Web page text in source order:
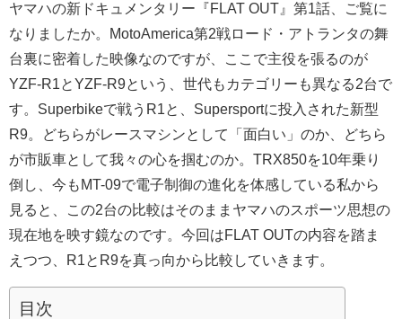
ヤマハの新ドキュメンタリー『FLAT OUT』第1話、ご覧に
なりましたか。MotoAmerica第2戦ロード・アトランタの舞
台裏に密着した映像なのですが、ここで主役を張るのが
YZF-R1とYZF-R9という、世代もカテゴリーも異なる2台で
す。Superbikeで戦うR1と、Supersportに投入された新型
R9。どちらがレースマシンとして「面白い」のか、どちら
が市販車として我々の心を掴むのか。TRX850を10年乗り
倒し、今もMT-09で電子制御の進化を体感している私から
見ると、この2台の比較はそのままヤマハのスポーツ思想の
現在地を映す鏡なのです。今回はFLAT OUTの内容を踏ま
えつつ、R1とR9を真っ向から比較していきます。
目次